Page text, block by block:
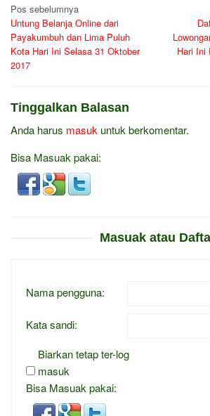
Navigasi
pos
Pos sebelumnya
Untung Belanja Online dari
Payakumbuh dan Lima Puluh
Kota Hari Ini Selasa 31 Oktober
2017
Hari Ini
Tinggalkan Balasan
Anda harus masuk untuk berkomentar.
Bisa Masuak pakai:
Masuak atau
Nama pengguna:
Kata sandi:
Biarkan tetap ter-log
masuk
Bisa Masuak pakai: